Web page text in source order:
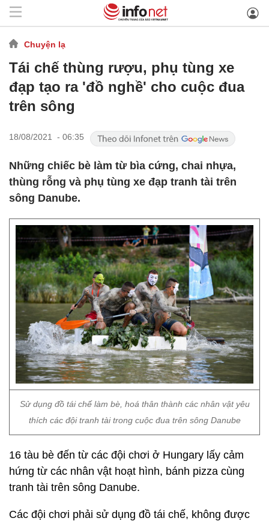
Chuyện lạ
Tái chế thùng rượu, phụ tùng xe
đạp tạo ra 'đồ nghề' cho cuộc đua
trên sông
18/08/2021 - 06:35
Những chiếc bè làm từ bìa cứng, chai nhựa,
thùng rỗng và phụ tùng xe đạp tranh tài trên
sông Danube.
Sử dụng đồ tái chế làm bè, hoá thân thành các nhân vật yêu
thích các đội tranh tài trong cuộc đua trên sông Danube
16 tàu bè đến từ các đội chơi ở Hungary lấy cảm
hứng từ các nhân vật hoạt hình, bánh pizza cùng
tranh tài trên sông Danube.
Các đội chơi phải sử dụng đồ tái chế, không được